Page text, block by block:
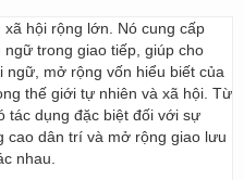
hội rộng lớn. Nó cung cấp
trong giao tiếp, giúp cho
ngữ, mở rộng vốn hiểu biết của
thế giới tự nhiên và xã hội. Từ
tác dụng đặc biệt đối với sự
cao dân trí và mở rộng giao lưu
nhau.